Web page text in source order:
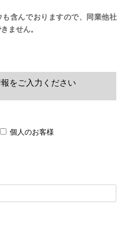
含んでおりますので、同業他社
ません。
をご入力ください
個人のお客様